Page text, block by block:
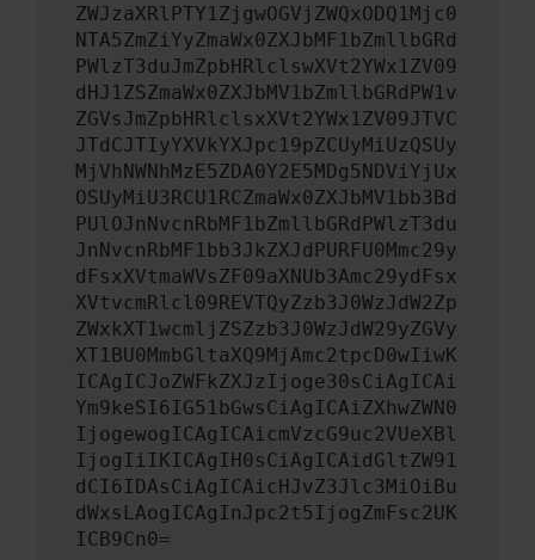
ZWJzaXRlPTY1ZjgwOGVjZWQxODQ1Mjc0
NTA5ZmZiYyZmaWx0ZXJbMF1bZmllbGRd
PWlzT3duJmZpbHRlclswXVt2YWx1ZV09
dHJ1ZSZmaWx0ZXJbMV1bZmllbGRdPW1v
ZGVsJmZpbHRlclsxXVt2YWx1ZV09JTVC
JTdCJTIyYXVkYXJpc19pZCUyMiUzQSUy
MjVhNWNhMzE5ZDA0Y2E5MDg5NDViYjUx
OSUyMiU3RCU1RCZmaWx0ZXJbMV1bb3Bd
PUlOJnNvcnRbMF1bZmllbGRdPWlzT3du
JnNvcnRbMF1bb3JkZXJdPURFU0Mmc29y
dFsxXVtmaWVsZF09aXNUb3Amc29ydFsx
XVtvcmRlcl09REVTQyZzb3J0WzJdW2Zp
ZWxkXT1wcmljZSZzb3J0WzJdW29yZGVy
XT1BU0MmbGltaXQ9MjAmc2tpcD0wIiwK
ICAgICJoZWFkZXJzIjoge30sCiAgICAi
Ym9keSI6IG51bGwsCiAgICAiZXhwZWN0
IjogewogICAgICAicmVzcG9uc2VUeXBl
IjogIiIKICAgIH0sCiAgICAidGltZW91
dCI6IDAsCiAgICAicHJvZ3Jlc3MiOiBu
dWxsLAogICAgInJpc2t5IjogZmFsc2UK
ICB9Cn0=